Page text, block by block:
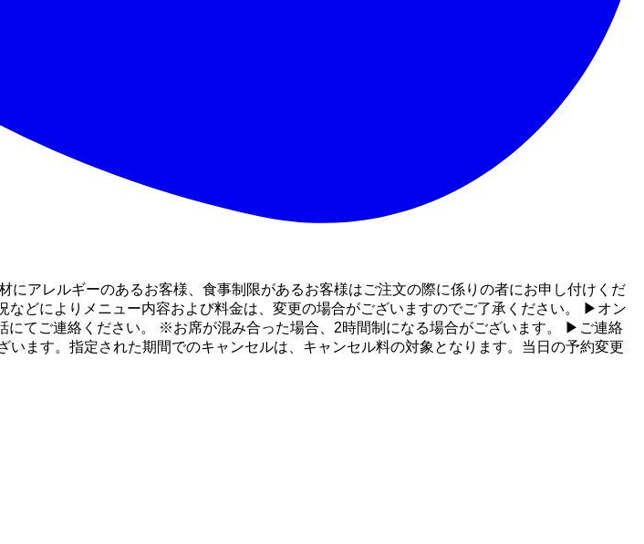
アレルギーのあるお客様、食事制限があるお客様はご注文の際に係りの者にお申し付けくだ
どによりメニュー内容および料金は、変更の場合がございますのでご了承ください。 ▶オン
てご連絡ください。 ※お席が混み合った場合、2時間制になる場合がございます。 ▶ご連絡
ます。指定された期間でのキャンセルは、キャンセル料の対象となります。当日の予約変更